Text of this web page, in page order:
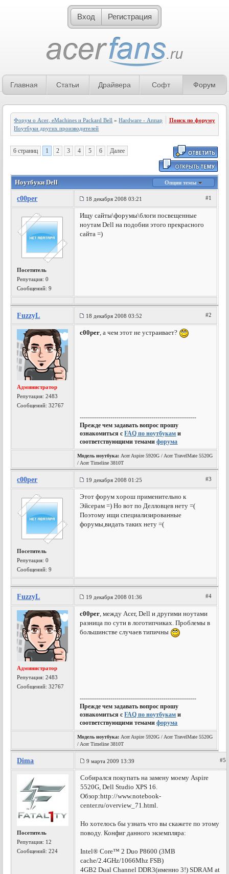
Вход Регистрация
Главная Статьи Драйвера Софт Форум
Форум о Acer, eMachines и Packard Bell »Hardware - Аппаратное обеспечение»
Ноутбуки других производителей
Поиск по форуму
6 страниц 1 2 3 4 5 6 Далее
Ноутбуки Dell Опции темы
c00per 18 декабря 2008 03:21 #1
Посетитель
Репутация:0
Сообщений: 9
Ищу сайты\форумы\блоги посвещенные
ноутам Dell на подобии этого прекрасного
сайта =)
FuzzyL 18 декабря 2008 03:52 #2
Администратор
Репутация:2483
Сообщений: 32767
c00per, а чем этот не устраивает?
---------------------------------------------------------
Прежде чем задавать вопрос прошу
ознакомиться сFAQ по ноутбукам и
соответствующими темамифорума
Модель ноутбука: Acer Aspire 5920G / Acer TravelMate 5520G
/ Acer Timeline 3810T
c00per 19 декабря 2008 01:25 #3
Посетитель
Репутация:0
Сообщений: 9
Этот форум хорош применительно к
Эйсерам =) Но вот по Делловцев нету =(
Поэтому ищи специализированные
форумы,видать таких нету =(
FuzzyL 19 декабря 2008 01:36 #4
Администратор
Репутация:2483
Сообщений: 32767
c00per, между Acer, Dell и другими ноутами
разница по сути в логотипчиках. Проблемы в
большинстве случаев типичны
---------------------------------------------------------
Прежде чем задавать вопрос прошу
ознакомиться сFAQ по ноутбукам и
соответствующими темамифорума
Модель ноутбука: Acer Aspire 5920G / Acer TravelMate 5520G
/ Acer Timeline 3810T
Dima 9 марта 2009 13:39 #5
Посетитель
Репутация: 12
Сообщений: 224
Cобирался покупать на замену моему Aspire
5520G, Dell Studio XPS 16.
Обзор:http://www.notebook-
center.ru/overview_71.html.
Но хотелось бы узнать что вы скажете по этому
поводу. Конфиг данного экземпляра:
Intel® Core™ 2 Duo P8600 (3MB
cache/2.4GHz/1066Mhz FSB)
4GB2 Dual Channel DDR3(именно 3!) SDRAM at